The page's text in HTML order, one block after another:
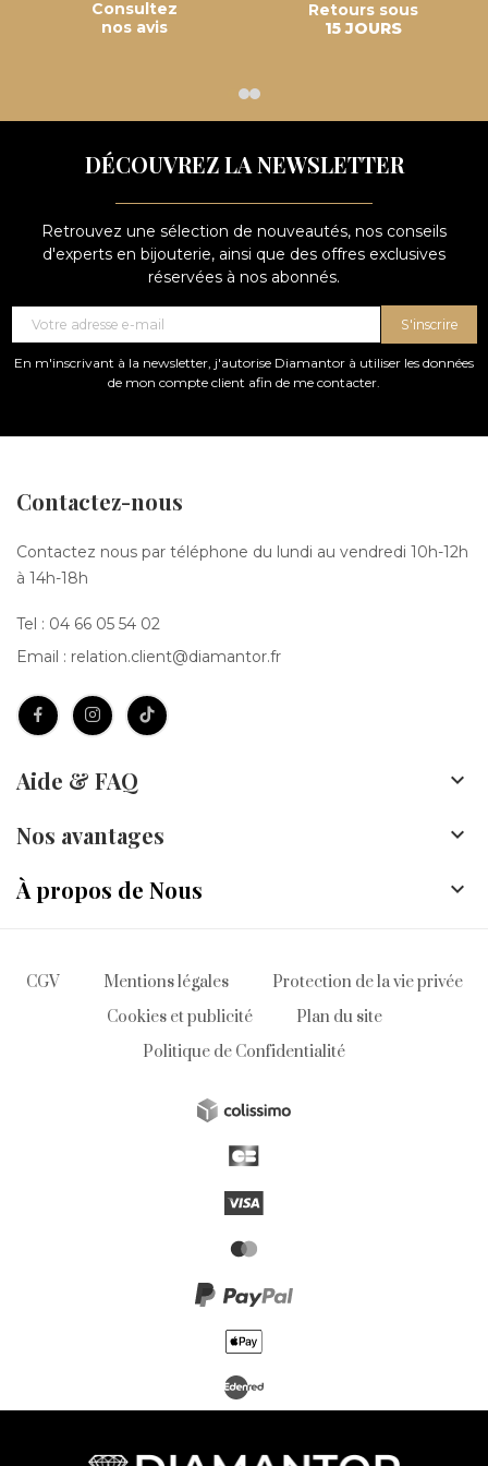
Consultez
nos avis
Retours sous
15 JOURS
DÉCOUVREZ LA NEWSLETTER
Retrouvez une sélection de nouveautés, nos conseils
d'experts en bijouterie, ainsi que des offres exclusives
réservées à nos abonnés.
S'inscrire
En m'inscrivant à la newsletter, j'autorise Diamantor à utiliser les données
de mon compte client afin de me contacter.
Contactez-nous
Contactez nous par téléphone du lundi au vendredi 10h-12h
à 14h-18h
Tel : 04 66 05 54 02
Email : relation.client@diamantor.fr
Aide & FAQ 
Nos avantages 
À propos de Nous 
CGV Mentions légales
Protection de la vie privée
Cookies et publicité
Plan du site
Politique de Confidentialité